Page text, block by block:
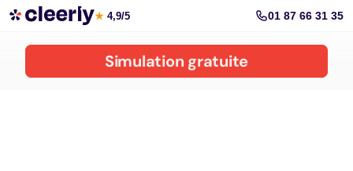
Réduire vos impôts avec Cleerly
★ 4,9/5 01 87 66 31 35